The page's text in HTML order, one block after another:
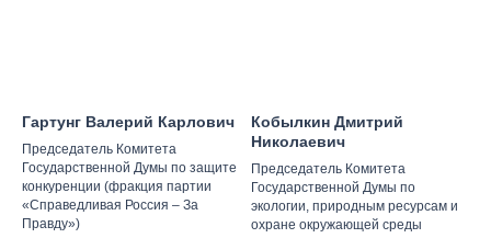
Гартунг Валерий Карлович
Председатель Комитета
Государственной Думы по защите
конкуренции (фракция партии
«Справедливая Россия – За
Правду»)
Кобылкин Дмитрий
Николаевич
Председатель Комитета
Государственной Думы по
экологии, природным ресурсам и
охране окружающей среды